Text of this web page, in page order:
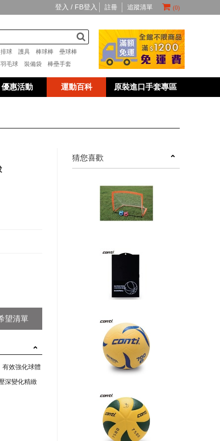
(0)
登入 / FB登入 註冊 追蹤清單
排球 護具 棒球棒 壘球棒
羽毛球 裝備袋 棒壘手套
優惠活動 運動百科 原裝進口手套專區
效強化球體
深變化精緻
猜您喜歡